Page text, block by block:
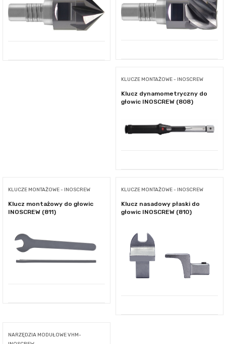
KLUCZE MONTAŻOWE - INOSCREW
Klucz dynamometryczny do
głowic INOSCREW (808)
KLUCZE MONTAŻOWE - INOSCREW
Klucz montażowy do głowic
INOSCREW (811)
KLUCZE MONTAŻOWE - INOSCREW
Klucz nasadowy płaski do
głowic INOSCREW (810)
NARZĘDZIA MODUŁOWE VHM-